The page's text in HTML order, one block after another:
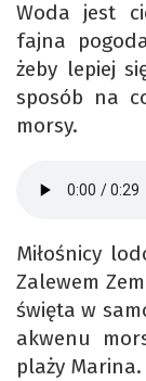
Woda jest
fajna
żeby lepiej
sposób na
morsy.
Miłośnicy
Zalewem
święta w
akwenu
plaży Marina.